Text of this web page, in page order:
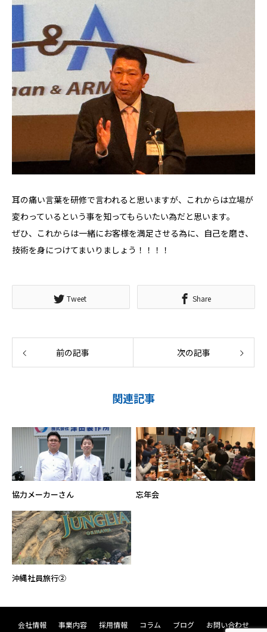
耳の痛い言葉を研修で言われると思いますが、これからは立場が
変わっているという事を知ってもらいたい為だと思います。
ぜひ、これからは一緒にお客様を満足させる為に、自己を磨き、
技術を身につけてまいりましょう！！！！
Tweet Share
前の記事 次の記事
関連記事
協力メーカーさん 忘年会
沖縄社員旅行②
会社情報 事業内容 採用情報 コラム ブログ お問い合わせ